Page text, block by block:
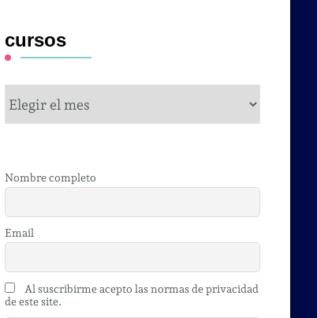
cursos
cursos
Nombre completo
Email
Al suscribirme acepto las normas de privacidad
de este site.